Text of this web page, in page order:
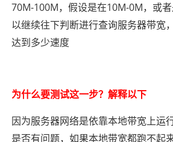
70M-100M，假设是在10M-0M，或
以继续往下判断进行查询服务器带宽
达到多少速度
为什么要测试这一步？解释以下
因为服务器网络是依靠本地带宽上运
是否有问题，如果本地带宽都跑不起